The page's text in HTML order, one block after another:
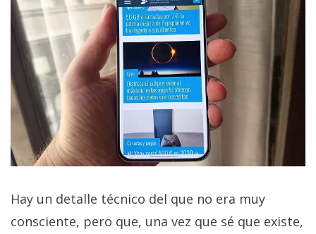
Hay un detalle técnico del que no era muy
consciente, pero que, una vez que sé que existe,